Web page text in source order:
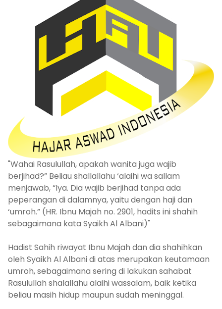
"Wahai Rasulullah, apakah wanita juga wajib
berjihad?” Beliau shallallahu ‘alaihi wa sallam
menjawab, “Iya. Dia wajib berjihad tanpa ada
peperangan di dalamnya, yaitu dengan haji dan
‘umroh.” (HR. Ibnu Majah no. 2901, hadits ini shahih
sebagaimana kata Syaikh Al Albani)"
Hadist Sahih riwayat Ibnu Majah dan dia shahihkan
oleh Syaikh Al Albani di atas merupakan keutamaan
umroh, sebagaimana sering di lakukan sahabat
Rasulullah shalallahu alaihi wassalam, baik ketika
beliau masih hidup maupun sudah meninggal.